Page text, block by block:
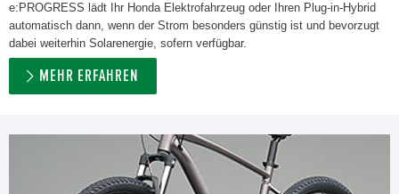
e:PROGRESS lädt Ihr Honda Elektrofahrzeug oder Ihren Plug-in-Hybrid
automatisch dann, wenn der Strom besonders günstig ist und bevorzugt
dabei weiterhin Solarenergie, sofern verfügbar.
MEHR ERFAHREN